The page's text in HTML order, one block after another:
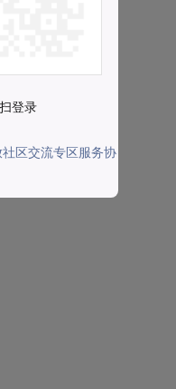
登录
社区交流专区服务协